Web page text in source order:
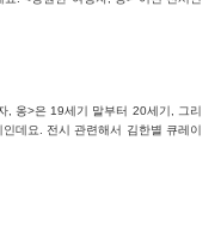
옹>은 19세기 말부터 20세기, 그리
데요. 전시 관련해서 김한별 큐레이